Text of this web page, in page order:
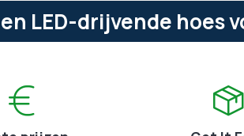
LED-drijvende hoes